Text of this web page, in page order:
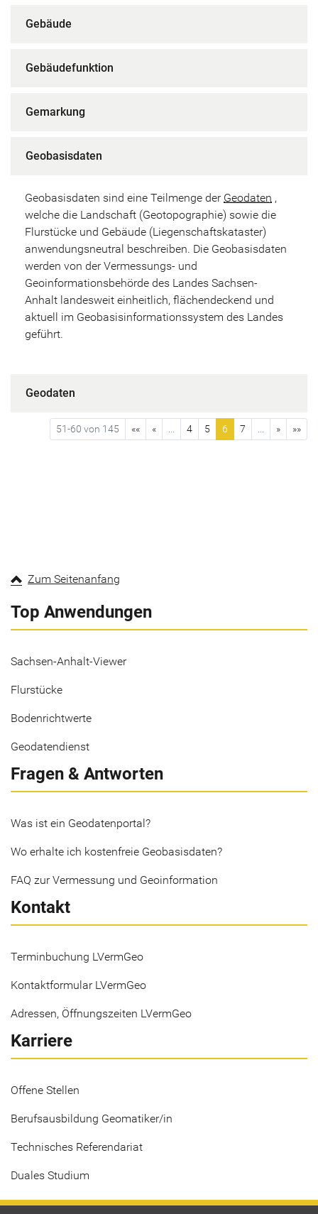
Gebäude
Gebäudefunktion
Gemarkung
Geobasisdaten
Geobasisdaten sind eine Teilmenge der Geodaten ,
welche die Landschaft (Geotopographie) sowie die
Flurstücke und Gebäude (Liegenschaftskataster)
anwendungsneutral beschreiben. Die Geobasisdaten
werden von der Vermessungs- und
Geoinformationsbehörde des Landes Sachsen-
Anhalt landesweit einheitlich, flächendeckend und
aktuell im Geobasisinformationssystem des Landes
geführt.
Geodaten
51-60 von 145 «« « 4 5 6 7 » »»
Zum Seitenanfang
Top Anwendungen
Sachsen-Anhalt-Viewer
Flurstücke
Bodenrichtwerte
Geodatendienst
Fragen & Antworten
Was ist ein Geodatenportal?
Wo erhalte ich kostenfreie Geobasisdaten?
FAQ zur Vermessung und Geoinformation
Kontakt
Terminbuchung LVermGeo
Kontaktformular LVermGeo
Adressen, Öffnungszeiten LVermGeo
Karriere
Offene Stellen
Berufsausbildung Geomatiker/in
Technisches Referendariat
Duales Studium